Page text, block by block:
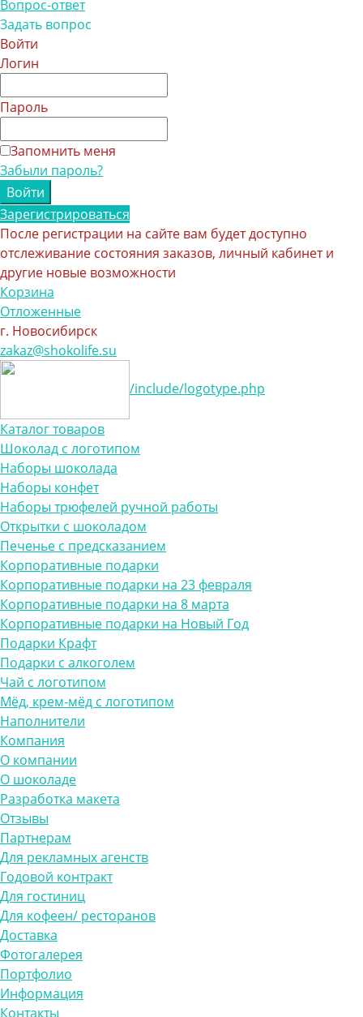
Вопрос-ответ
Задать вопрос
Войти
Логин
Пароль
Запомнить меня
Забыли пароль?
Зарегистрироваться
После регистрации на сайте вам будет доступно
отслеживание состояния заказов, личный кабинет и
другие новые возможности
Корзина
Отложенные
г. Новосибирск
zakaz@shokolife.su
/include/logotype.php
Каталог товаров
Шоколад с логотипом
Наборы шоколада
Наборы конфет
Наборы трюфелей ручной работы
Открытки с шоколадом
Печенье с предсказанием
Корпоративные подарки
Корпоративные подарки на 23 февраля
Корпоративные подарки на 8 марта
Корпоративные подарки на Новый Год
Подарки Крафт
Подарки с алкоголем
Чай с логотипом
Мёд, крем-мёд с логотипом
Наполнители
Компания
О компании
О шоколаде
Разработка макета
Отзывы
Партнерам
Для рекламных агенств
Годовой контракт
Для гостиниц
Для кофеен/ ресторанов
Доставка
Фотогалерея
Портфолио
Информация
Контакты